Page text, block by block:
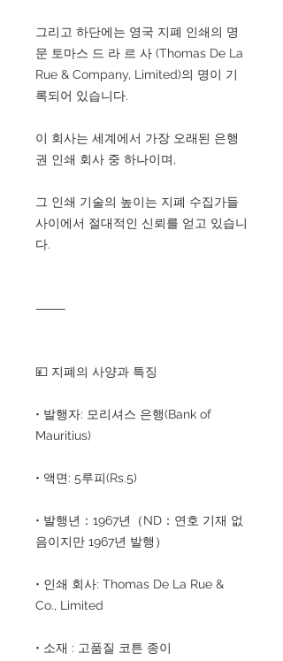
그리고 하단에는 영국 지폐 인쇄의 명
문 토마스 드 라 르 사 (Thomas De La
Rue & Company, Limited)의 명이 기
록되어 있습니다.
이 회사는 세계에서 가장 오래된 은행
권 인쇄 회사 중 하나이며,
그 인쇄 기술의 높이는 지폐 수집가들
사이에서 절대적인 신뢰를 얻고 있습니
다.
⸻
💴 지폐의 사양과 특징
• 발행자: 모리셔스 은행(Bank of
Mauritius)
• 액면: 5루피(Rs.5)
• 발행년：1967년（ND：연호 기재 없
음이지만 1967년 발행）
• 인쇄 회사: Thomas De La Rue &
Co., Limited
• 소재 : 고품질 코튼 종이